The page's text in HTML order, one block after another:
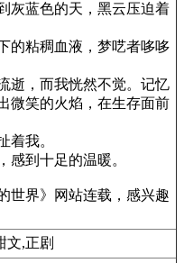
灰蓝色的天，黑云压迫着
的粘稠血液，梦呓者哆哆
逝，而我恍然不觉。记忆
微笑的火焰，在生存面前
着我。
感到十足的温暖。
世界》网站连载，感兴趣
文,正剧